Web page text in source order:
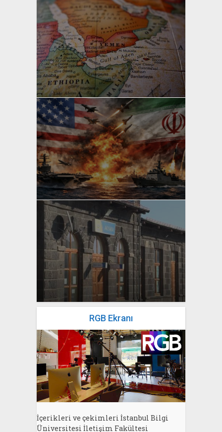
yazan
Bahri Ak
yazan
Bahri Ak
yazan
Bahri Ak
RGB Ekranı
İçerikleri ve çekimleri İstanbul Bilgi
Üniversitesi İletişim Fakültesi